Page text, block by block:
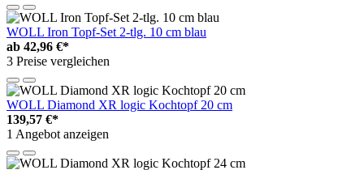
WOLL Iron Topf-Set 2-tlg. 10 cm blau
ab 42,96 €*
3 Preise vergleichen
WOLL Diamond XR logic Kochtopf 20 cm
139,57 €*
1 Angebot anzeigen